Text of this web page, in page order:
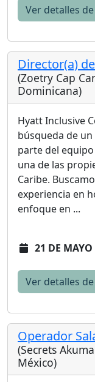
Ver detalles
Director(a)
(Zoetry Cap
Dominicana)
Hyatt Inclusive
búsqueda de
parte del
una de las
Caribe.
experiencia en
enfoque en ...
21 DE
Ver detalles
Operador
(Secrets
México)